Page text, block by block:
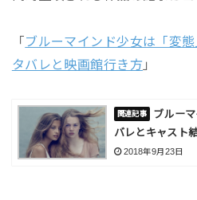
「 ブルーマインド少女は「変
タバレと映画館行き方 」
ブルー
バレとキャスト
2018年9月23日